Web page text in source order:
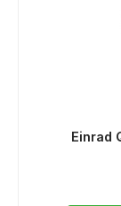
Einrad